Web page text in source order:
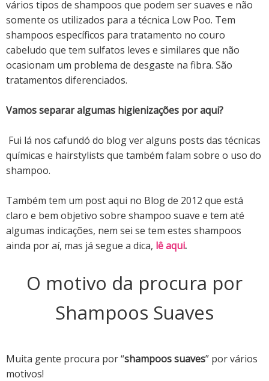
vários tipos de shampoos que podem ser suaves e não
somente os utilizados para a técnica Low Poo. Tem
shampoos específicos para tratamento no couro
cabeludo que tem sulfatos leves e similares que não
ocasionam um problema de desgaste na fibra. São
tratamentos diferenciados.
Vamos separar algumas higienizações por aqui?
Fui lá nos cafundó do blog ver alguns posts das técnicas
químicas e hairstylists que também falam sobre o uso do
shampoo.
Também tem um post aqui no Blog de 2012 que está
claro e bem objetivo sobre shampoo suave e tem até
algumas indicações, nem sei se tem estes shampoos
ainda por aí, mas já segue a dica, lê aqui.
O motivo da procura por
Shampoos Suaves
Muita gente procura por “shampoos suaves” por vários
motivos!